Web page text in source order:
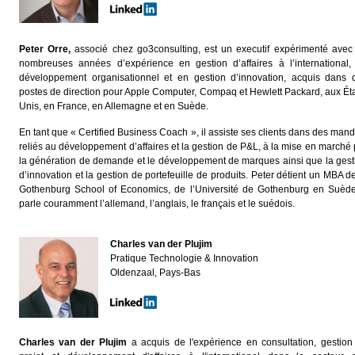
Peter Orre,associé chez go3consulting, est un executif expérimenté
nombreuses années d’expérience en gestion d’affaires à
développement organisationnel et en gestion d’innovation, acquis dans
postes de direction pour Apple Computer, Compaq et Hewlett Packard, aux
Unis, en France, en Allemagne et en Suède.
En tant que « Certified Business Coach », il assiste ses clients dans des
reliés au développement d’affaires et la gestion de P&L, à la mise en marché
la génération de demande et le développement de marques ainsi que la
d’innovation et la gestion de portefeuille de produits. Peter détient un MBA
Gothenburg School of Economics, de l’Université de Gothenburg en
parle couramment l’allemand, l’anglais, le français et le suédois.
Charles van der Plujim
Pratique Technologie & Innovation
Oldenzaal, Pays-Bas
Charles van der Plujim a acquis de l'expérience en consultation,